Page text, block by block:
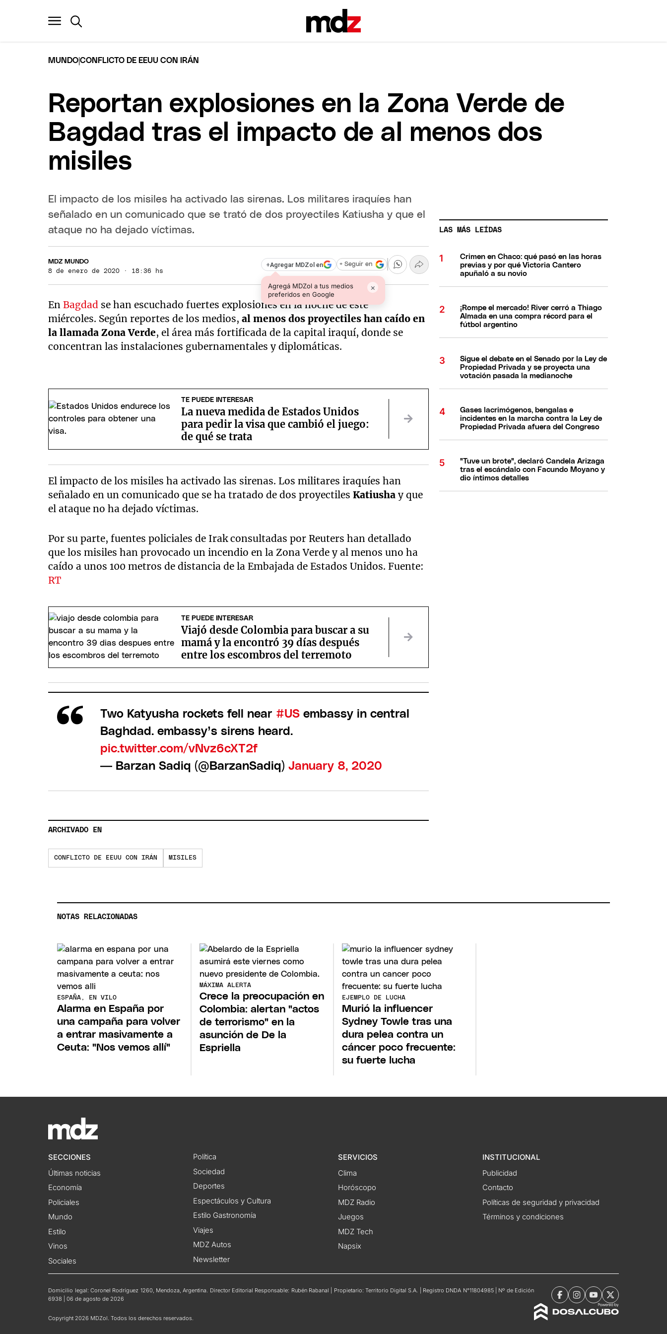
MUNDO|CONFLICTO DE EEUU CON IRÁN
Reportan explosiones en la Zona Verde de
Bagdad tras el impacto de al menos dos
misiles
El impacto de los misiles ha activado las sirenas. Los militares iraquíes han
señalado en un comunicado que se trató de dos proyectiles Katiusha y que el
ataque no ha dejado víctimas.
MDZ MUNDO
8 de enero de 2020 · 18:36 hs
+Agregar MDZol en
Agregá MDZol a tus medios
preferidos en Google
×
+ Seguir en
EnBagdad se han escuchado fuertes explosiones en la noche de este
miércoles. Según reportes de los medios, al menos dos proyectiles han caído en
la llamada Zona Verde, el área más fortificada de la capital iraquí, donde se
concentran las instalaciones gubernamentales y diplomáticas.
TE PUEDE INTERESAR
La nueva medida de Estados Unidos
para pedir la visa que cambió el juego:
de qué se trata
El impacto de los misiles ha activado las sirenas. Los militares iraquíes han
señalado en un comunicado que se ha tratado de dos proyectilesKatiusha y que
el ataque no ha dejado víctimas.
Por su parte, fuentes policiales de Irak consultadas por Reuters han detallado
que los misiles han provocado un incendio en la Zona Verde y al menos uno ha
caído a unos 100 metros de distancia de la Embajada de Estados Unidos. Fuente:
RT
TE PUEDE INTERESAR
Viajó desde Colombia para buscar a su
mamá y la encontró 39 días después
entre los escombros del terremoto
Two Katyusha rockets fell near #USembassy in central
Baghdad. embassy’s sirens heard.
pic.twitter.com/vNvz6cXT2f
— Barzan Sadiq (@BarzanSadiq) January 8, 2020
ARCHIVADO EN
CONFLICTO DE EEUU CON IRÁN MISILES
LAS MÁS LEÍDAS
Crimen en Chaco: qué pasó en las horas
previas y por qué Victoria Cantero
apuñaló a su novio
¡Rompe el mercado! River cerró a Thiago
Almada en una compra récord para el
fútbol argentino
Sigue el debate en el Senado por la Ley de
Propiedad Privada y se proyecta una
votación pasada la medianoche
Gases lacrimógenos, bengalas e
incidentes en la marcha contra la Ley de
Propiedad Privada afuera del Congreso
"Tuve un brote", declaró Candela Arizaga
tras el escándalo con Facundo Moyano y
dio íntimos detalles
NOTAS RELACIONADAS
ESPAÑA, EN VILO
Alarma en España por
una campaña para volver
a entrar masivamente a
Ceuta: "Nos vemos allí"
MÁXIMA ALERTA
Crece la preocupación en
Colombia: alertan "actos
de terrorismo" en la
asunción de De la
Espriella
EJEMPLO DE LUCHA
Murió la influencer
Sydney Towle tras una
dura pelea contra un
cáncer poco frecuente:
su fuerte lucha
SECCIONES
Últimas noticias
Economía
Policiales
Mundo
Estilo
Vinos
Sociales
Política
Sociedad
Deportes
Espectáculos y Cultura
Estilo Gastronomía
Viajes
MDZ Autos
Newsletter
SERVICIOS
Clima
Horóscopo
MDZ Radio
Juegos
MDZ Tech
Napsix
INSTITUCIONAL
Publicidad
Contacto
Políticas de seguridad y privacidad
Términos y condiciones
Domicilio legal: Coronel Rodríguez 1260, Mendoza, Argentina. Director Editorial Responsable: Rubén Rabanal | Propietario: Territorio Digital S.A. | Registro DNDA N°11804985 | Nº de Edición
6938 | 06 de agosto de 2026
Copyright 2026 MDZol. Todos los derechos reservados.